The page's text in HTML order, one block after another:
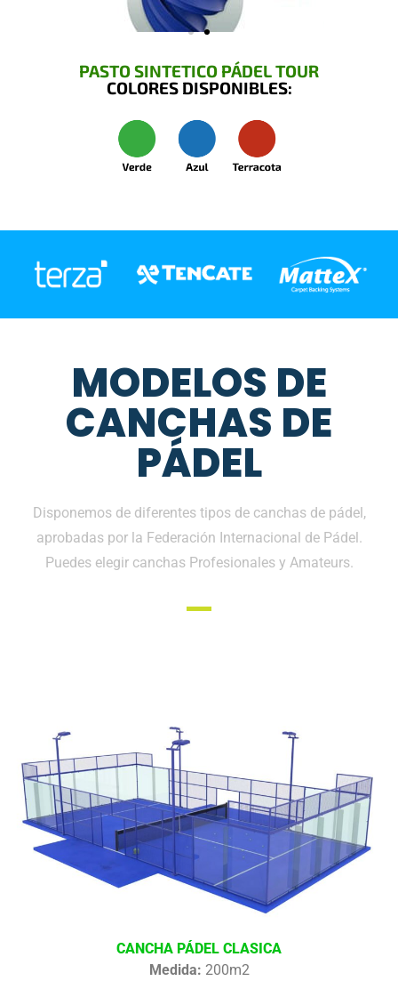
PASTO SINTETICO PÁDEL TOUR
COLORES DISPONIBLES:
MODELOS DE
CANCHAS DE
PÁDEL
Disponemos de diferentes tipos de canchas de pádel,
aprobadas por la Federación Internacional de Pádel.
Puedes elegir canchas Profesionales y Amateurs.
CANCHA PÁDEL CLASICA
Medida: 200m2